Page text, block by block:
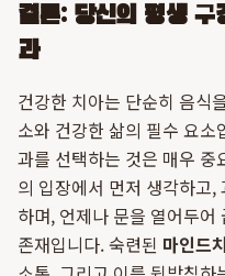
결론: 당신의 평생 구
과
건강한 치아는 단순히 음식
소와 건강한 삶의 필수 요소
과를 선택하는 것은 매우 중
의 입장에서 먼저 생각하고
하며, 언제나 문을 열어두
존재입니다. 숙련된 마인드